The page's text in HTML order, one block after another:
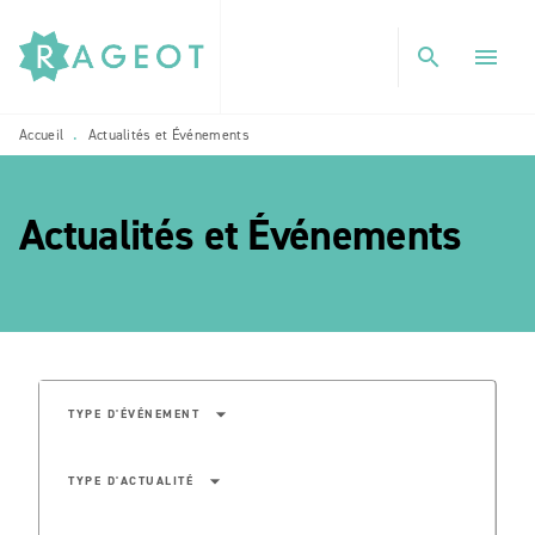
MENU RECHERCHE
PIED DE PAGE
search menu
Accueil • Actualités et Événements
Actualités et Événements
TYPE D'ÉVÉNEMENT arrow_drop_down
TYPE D'ACTUALITÉ arrow_drop_down